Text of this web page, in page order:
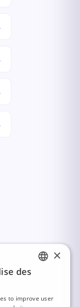
×
des
to improve user